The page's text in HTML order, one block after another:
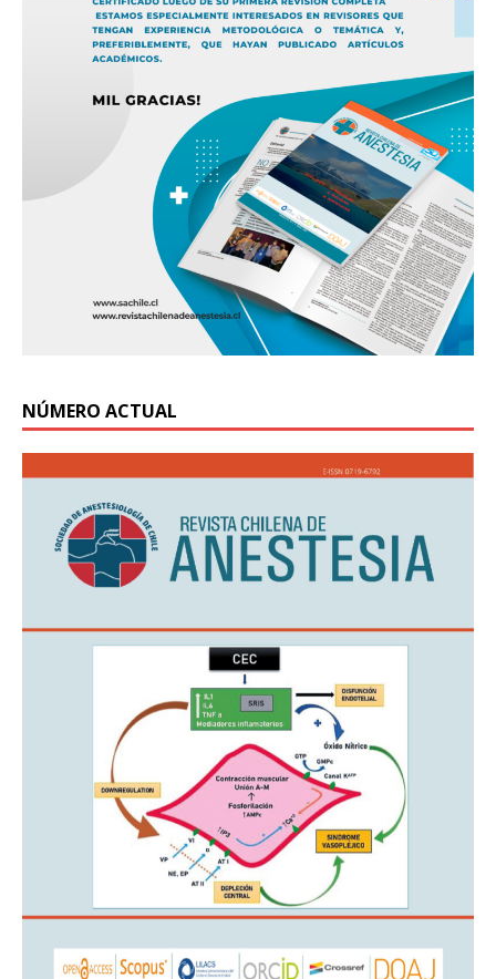
NÚMERO ACTUAL